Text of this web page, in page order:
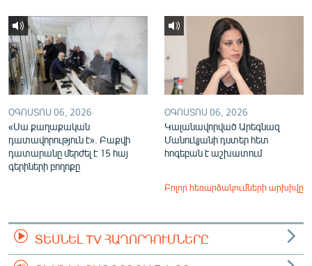
ՕԳՈՍՏՈՍ 06, 2026
«Սա քաղաքական
դատավորություն է». Բաքվի
դատարանը մերժել է 15 հայ
գերիների բողոքը
ՕԳՈՍՏՈՍ 06, 2026
Կալանավորված Արեգնազ
Մանուկյանի դստեր հետ
հոգեբան է աշխատում
Բոլոր հեռարձակումների արխիվը
ՏԵՍՆԵԼ TV ՀԱՂՈՐԴՈՒՄՆԵՐԸ